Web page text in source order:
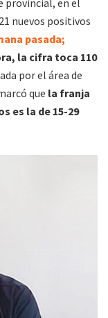
nuevos positivos
pasada;
la cifra toca 110
por el área de
que la franja
es la de 15-29